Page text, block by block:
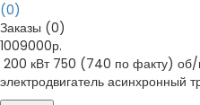
(0)
Заказы (0)
1009000р.
200 кВт 750 (740 по факту)
электродвигатель асинхронный